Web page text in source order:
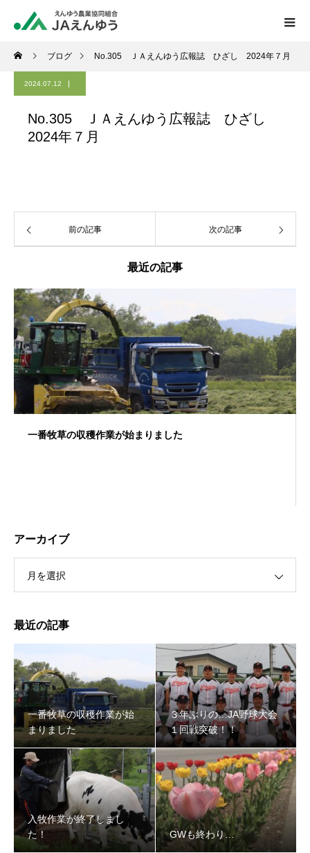
ブログ No.305 ＪＡえんゆう広報誌 ひざし 2024年７月
2024.07.12
No.305 ＪＡえんゆう広報誌 ひざし
2024年７月
前の記事 次の記事
最近の記事
一番牧草の収穫作業が始まりました
３年ぶりの…JA野球大会１回戦突破！！
アーカイブ
月を選択
最近の記事
一番牧草の収穫作業が始
まりました
３年ぶりの…JA野球大会
１回戦突破！！
入牧作業が終了しまし
た！
GWも終わり…